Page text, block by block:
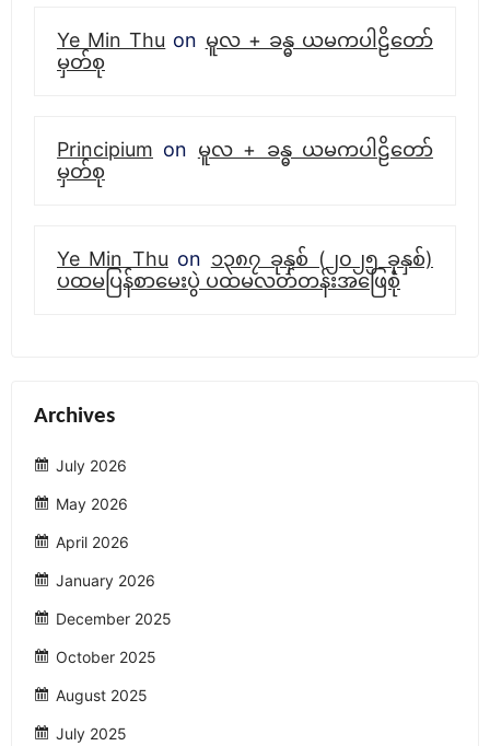
Ye Min Thu on မူလ + ခန္ဓ ယမကပါဠိတော်
မှတ်စု
Principium on မူလ + ခန္ဓ ယမကပါဠိတော်
မှတ်စု
Ye Min Thu on ၁၃၈၇ ခုနှစ် (၂၀၂၅ ခုနှစ်)
ပထမပြန်စာမေးပွဲ ပထမလတ်တန်းအဖြေစုံ
Archives
July 2026
May 2026
April 2026
January 2026
December 2025
October 2025
August 2025
July 2025